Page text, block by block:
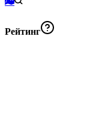
Рейтинг